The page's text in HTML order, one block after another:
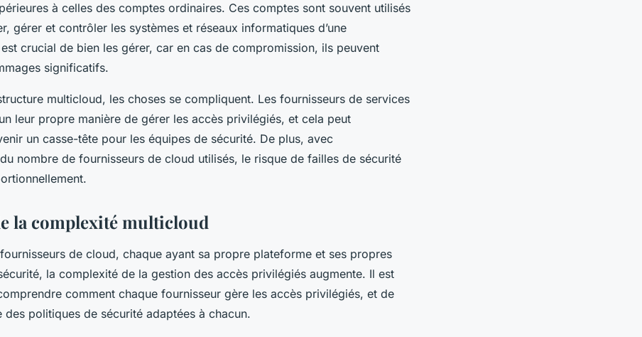
à celles des comptes ordinaires. Ces comptes sont souvent utilisés
gérer et contrôler les systèmes et réseaux informatiques d’une
crucial de bien les gérer, car en cas de compromission, ils peuvent
significatifs.
multicloud, les choses se compliquent. Les fournisseurs de services
leur propre manière de gérer les accès privilégiés, et cela peut
un casse-tête pour les équipes de sécurité. De plus, avec
du nombre de fournisseurs de cloud utilisés, le risque de failles de sécurité
la complexité multicloud
de cloud, chaque ayant sa propre plateforme et ses propres
la complexité de la gestion des accès privilégiés augmente. Il est
comment chaque fournisseur gère les accès privilégiés, et de
des politiques de sécurité adaptées à chacun.